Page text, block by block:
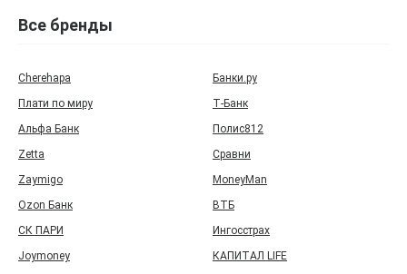
Все бренды
Cherehapa
Банки.ру
Плати по миру
Т‑Банк
Альфа Банк
Полис812
Zetta
Сравни
Zaymigo
MoneyMan
Ozon Банк
ВТБ
СК ПАРИ
Ингосстрах
Joymoney
КАПИТАЛ LIFE